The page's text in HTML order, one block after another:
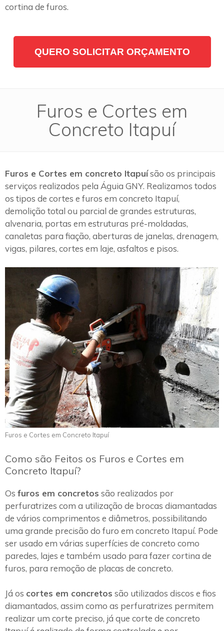
cortina de furos.
QUERO SOLICITAR ORÇAMENTO
Furos e Cortes em
Concreto Itapuí
Furos e Cortes em concreto Itapuísão os principais
serviços realizados pela Águia GNY. Realizamos todos
os tipos de cortes e furos em concreto Itapuí,
demolição total ou parcial de grandes estruturas,
alvenaria, portas em estruturas pré-moldadas,
canaletas para fiação, aberturas de janelas, drenagem,
vigas, pilares, cortes em laje, asfaltos e pisos.
Furos e Cortes em Concreto Itapuí
Como são Feitos os Furos e Cortes em
Concreto Itapuí?
Os furos em concretos são realizados por
perfuratrizes com a utilização de brocas diamantadas
de vários comprimentos e diâmetros, possibilitando
uma grande precisão do furo em concreto Itapuí. Pode
ser usado em várias superfícies de concreto como
paredes, lajes e também usado para fazer cortina de
furos, para remoção de placas de concreto.
Já os cortes em concretos são utilizados discos e fios
diamantados, assim como as perfuratrizes permitem
realizar um corte preciso, já que corte de concreto